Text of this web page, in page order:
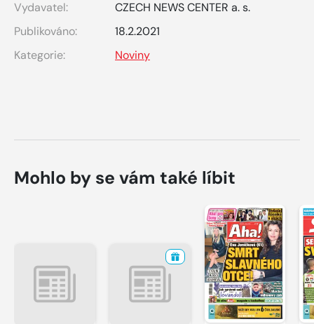
Vydavatel:
CZECH NEWS CENTER a. s.
Publikováno:
18.2.2021
Kategorie:
Noviny
Mohlo by se vám také líbit